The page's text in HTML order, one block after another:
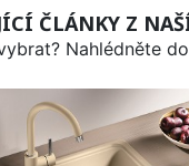
ČLÁNKY Z
Nahlédněte